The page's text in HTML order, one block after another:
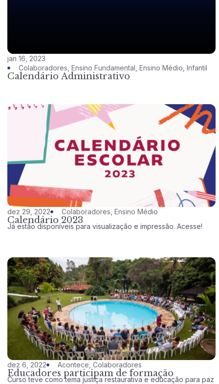
jan 16, 2023
Colaboradores Ensino Fundamental Ensino Médio Infantil
Calendário Administrativo
dez 29, 2022 Colaboradores Ensino Médio
Calendário 2023
Já estão disponíveis para visualização e impressão. Acesse!
dez 6, 2022 Acontece Colaboradores
Educadores participam de formação
Curso teve como tema justiça restaurativa e educação para paz